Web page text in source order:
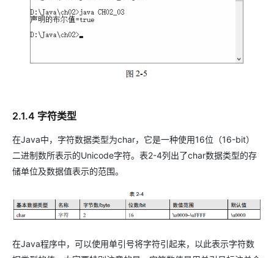
2.1.4 字符类型
在Java中，字符数据类型为char，它是一种使用16位（16-bit）
二进制数所表示的Unicode字符。表2-4列出了char数据类型的存
储单位及数据值表示的范围。
在Java程序中，可以使用单引号将字符引起来，以此表示字符数